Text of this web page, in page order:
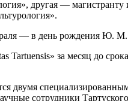
другая — магистранту
— в день рождения Ю.
Tartuensis» за месяц до
двумя
сотрудники Тартуского